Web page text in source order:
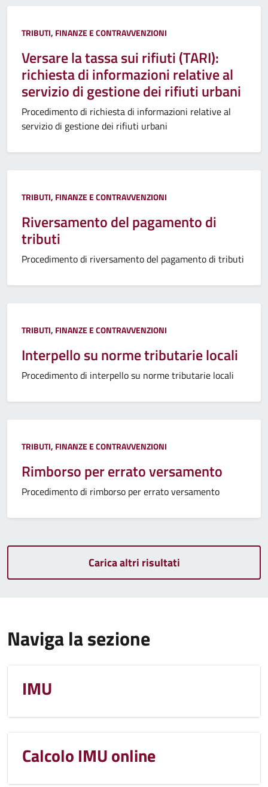
TRIBUTI, FINANZE E CONTRAVVENZIONI
Versare la tassa sui rifiuti (TARI):
richiesta di informazioni relative al
servizio di gestione dei rifiuti urbani
Procedimento di richiesta di informazioni relative al
servizio di gestione dei rifiuti urbani
TRIBUTI, FINANZE E CONTRAVVENZIONI
Riversamento del pagamento di
tributi
Procedimento di riversamento del pagamento di tributi
TRIBUTI, FINANZE E CONTRAVVENZIONI
Interpello su norme tributarie locali
Procedimento di interpello su norme tributarie locali
TRIBUTI, FINANZE E CONTRAVVENZIONI
Rimborso per errato versamento
Procedimento di rimborso per errato versamento
Carica altri risultati
Naviga la sezione
IMU
Calcolo IMU online